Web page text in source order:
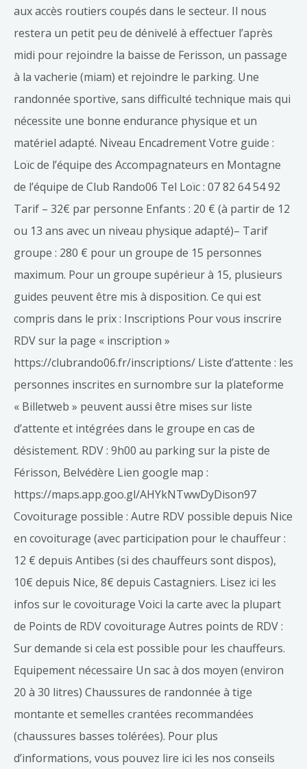
aux accès routiers coupés dans le secteur. Il nous
restera un petit peu de dénivelé à effectuer l’après
midi pour rejoindre la baisse de Ferisson, un passage
à la vacherie (miam) et rejoindre le parking. Une
randonnée sportive, sans difficulté technique mais qui
nécessite une bonne endurance physique et un
matériel adapté. Niveau Encadrement Votre guide :
Loïc de l’équipe des Accompagnateurs en Montagne
de l’équipe de Club Rando06 Tel Loïc : 07 82 64 54 92
Tarif – 32€ par personne Enfants : 20 € (à partir de 12
ou 13 ans avec un niveau physique adapté)– Tarif
groupe : 280 € pour un groupe de 15 personnes
maximum. Pour un groupe supérieur à 15, plusieurs
guides peuvent être mis à disposition. Ce qui est
compris dans le prix : Inscriptions Pour vous inscrire
RDV sur la page « inscription »
https://clubrando06.fr/inscriptions/ Liste d’attente : les
personnes inscrites en surnombre sur la plateforme
« Billetweb » peuvent aussi être mises sur liste
d’attente et intégrées dans le groupe en cas de
désistement. RDV : 9h00 au parking sur la piste de
Férisson, Belvédère Lien google map :
https://maps.app.goo.gl/AHYkNTwwDyDison97
Covoiturage possible : Autre RDV possible depuis Nice
en covoiturage (avec participation pour le chauffeur :
12 € depuis Antibes (si des chauffeurs sont dispos),
10€ depuis Nice, 8€ depuis Castagniers. Lisez ici les
infos sur le covoiturage Voici la carte avec la plupart
de Points de RDV covoiturage Autres points de RDV :
Sur demande si cela est possible pour les chauffeurs.
Equipement nécessaire Un sac à dos moyen (environ
20 à 30 litres) Chaussures de randonnée à tige
montante et semelles crantées recommandées
(chaussures basses tolérées). Pour plus
d’informations, vous pouvez lire ici les nos conseils